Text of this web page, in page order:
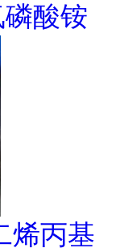
酸铵
烯丙基